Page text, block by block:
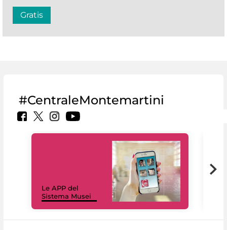
Gratis
#CentraleMontemartini
Le APP del
Sistema Musei